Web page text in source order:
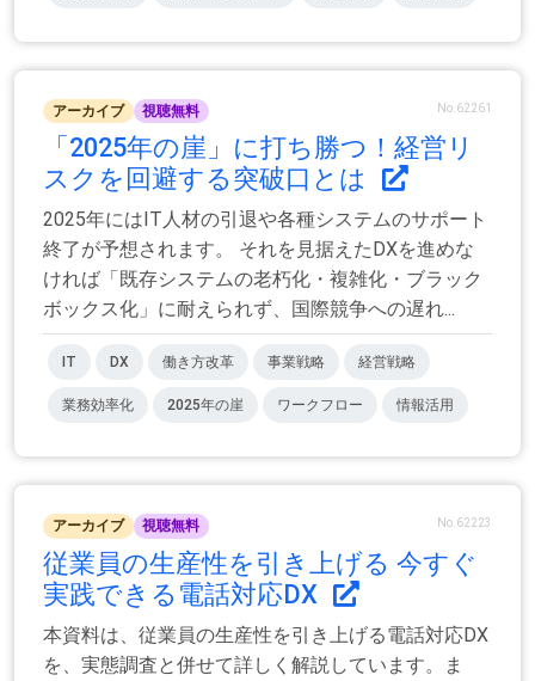
アーカイブ 視聴無料 No.62261
「2025年の崖」に打ち勝つ！経営リ
スクを回避する突破口とは
2025年にはIT人材の引退や各種システムのサポート
終了が予想されます。 それを見据えたDXを進めな
ければ「既存システムの老朽化・複雑化・ブラック
ボックス化」に耐えられず、国際競争への遅れ...
IT DX 働き方改革 事業戦略 経営戦略
業務効率化 2025年の崖 ワークフロー 情報活用
アーカイブ 視聴無料 No.62223
従業員の生産性を引き上げる 今すぐ
実践できる電話対応DX
本資料は、従業員の生産性を引き上げる電話対応DX
を、実態調査と併せて詳しく解説しています。ま